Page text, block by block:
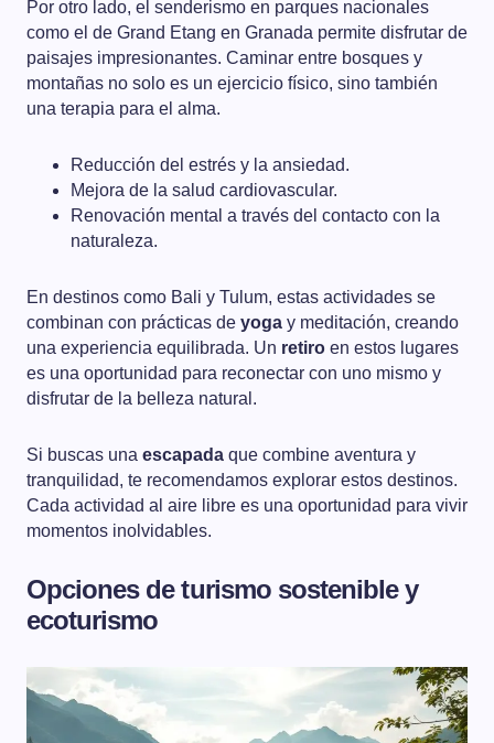
Por otro lado, el senderismo en parques nacionales
como el de Grand Etang en Granada permite disfrutar de
paisajes impresionantes. Caminar entre bosques y
montañas no solo es un ejercicio físico, sino también
una terapia para el alma.
Reducción del estrés y la ansiedad.
Mejora de la salud cardiovascular.
Renovación mental a través del contacto con la
naturaleza.
En destinos como Bali y Tulum, estas actividades se
combinan con prácticas de yoga y meditación, creando
una experiencia equilibrada. Un retiro en estos lugares
es una oportunidad para reconectar con uno mismo y
disfrutar de la belleza natural.
Si buscas una escapada que combine aventura y
tranquilidad, te recomendamos explorar estos destinos.
Cada actividad al aire libre es una oportunidad para vivir
momentos inolvidables.
Opciones de turismo sostenible y
ecoturismo